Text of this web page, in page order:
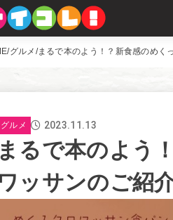
グルメ まるで本のよう！？新食感のめく
グルメ 2023.11.13
まるで本のよう
ワッサンのご紹介